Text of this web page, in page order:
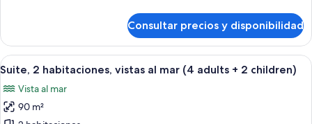
adults
+
1
child)
2
habitaciones,
vistas
mar
(4
adults
Consultar precios y disponibilidad
Abrir
todas
las
fotos
Una habitación de hotel con cama,
7
Suite, 2 habitaciones, vistas al mar (4 adults + 2 children)
Vista al mar
90 m²